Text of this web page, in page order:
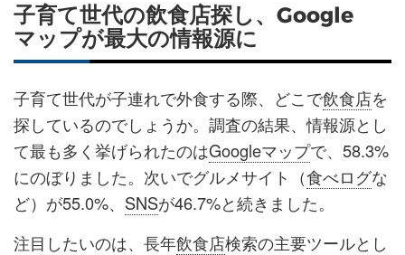
子育て世代の飲食店探し、Google
マップが最大の情報源に
子育て世代が子連れで外食する際、どこで飲食店を
探しているのでしょうか。調査の結果、情報源とし
て最も多く挙げられたのはGoogleマップで、58.3%
にのぼりました。次いでグルメサイト（食べログな
ど）が55.0%、 SNSが46.7%と続きました。
注目したいのは、長年飲食店検索の主要ツールとし